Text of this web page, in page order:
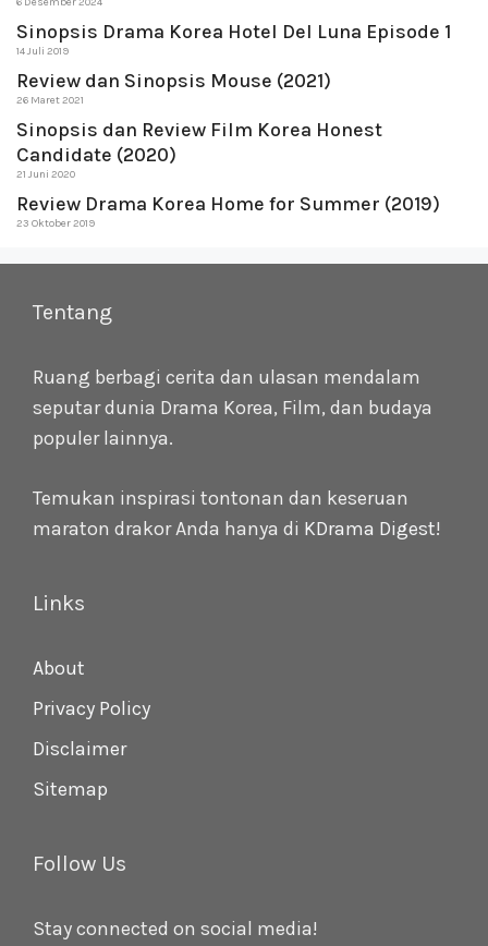
Sinopsis Drama Korea Hotel Del Luna Episode 1
14 Juli 2019
Review dan Sinopsis Mouse (2021)
26 Maret 2021
Sinopsis dan Review Film Korea Honest
Candidate (2020)
21 Juni 2020
Review Drama Korea Home for Summer (2019)
23 Oktober 2019
Tentang
Ruang berbagi cerita dan ulasan mendalam
seputar dunia Drama Korea, Film, dan budaya
populer lainnya.
Temukan inspirasi tontonan dan keseruan
maraton drakor Anda hanya di KDrama Digest!
Links
About
Privacy Policy
Disclaimer
Sitemap
Follow Us
Stay connected on social media!